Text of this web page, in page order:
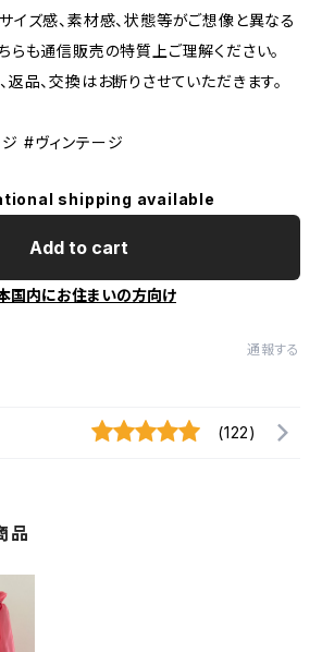
イズ感、素材感、状態等がご想像と異なる
らも通信販売の特質上ご理解ください。
返品、交換はお断りさせていただきます。
#ヴィンテージ
shipping available
Add to cart
国内にお住まいの方向け
通報する
(122)
品